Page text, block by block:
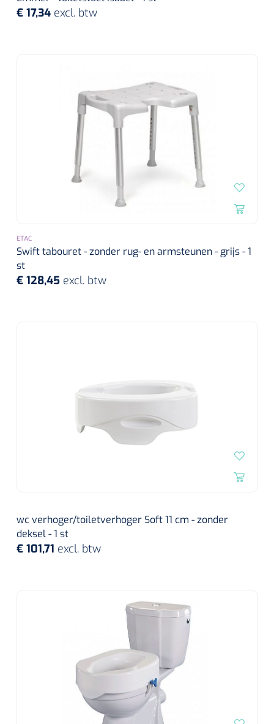
Alginaten
Verbandhaakjes
Nierbekken
€ 17,34 excl. btw
ETAC
Swift tabouret - zonder rug- en armsteunen - grijs - 1
st
€ 128,45 excl. btw
wc verhoger/toiletverhoger Soft 11 cm - zonder
deksel - 1 st
€ 101,71 excl. btw